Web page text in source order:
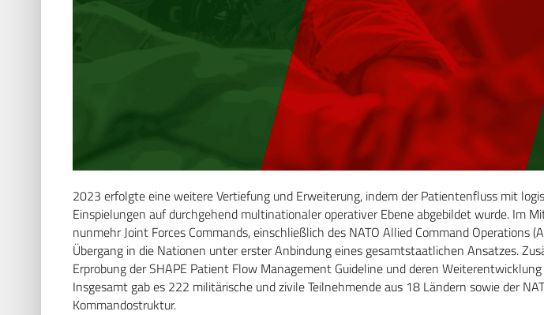
2023 erfolgte eine weitere Vertiefung und Erweiterung, indem der Patientenfluss mit
Einspielungen auf durchgehend multinationaler operativer Ebene abgebildet wurde. Im
nunmehr Joint Forces Commands, einschließlich des NATO Allied Command Operations
Übergang in die Nationen unter erster Anbindung eines gesamtstaatlichen Ansatzes.
Erprobung der SHAPE Patient Flow Management Guideline und deren
Insgesamt gab es 222 militärische und zivile Teilnehmende aus 18 Ländern sowie der
Kommandostruktur.